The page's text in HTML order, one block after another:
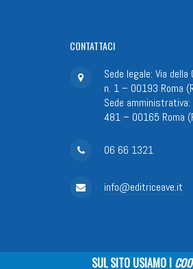
CONTATTACI
Sede legale: Via della
n. 1 – 00193 Roma
Sede amministrativa:
481 – 00165 Roma
06 66 1321
info@editriceave.it
SUL SITO USIAMO I